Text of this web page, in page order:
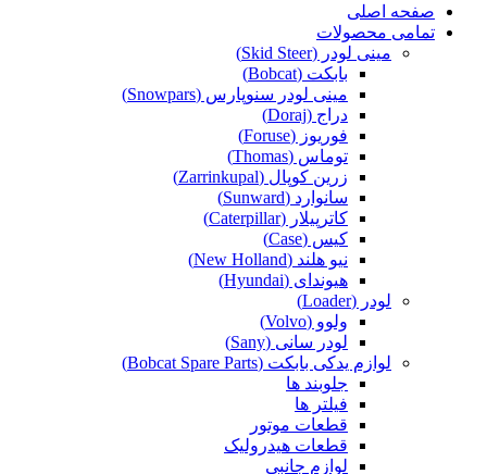
صفحه اصلی
تمامی محصولات
مینی لودر (Skid Steer)
بابکت (Bobcat)
مینی لودر سنوپارس (Snowpars)
دراج (Doraj)
فوریوز (Foruse)
توماس (Thomas)
زرین کوپال (Zarrinkupal)
سانوارد (Sunward)
کاترپیلار (Caterpillar)
کیس (Case)
نیو هلند (New Holland)
هیوندای (Hyundai)
لودر (Loader)
ولوو (Volvo)
لودر سانی (Sany)
لوازم یدکی بابکت (Bobcat Spare Parts)
جلوبند ها
فیلتر ها
قطعات موتور
قطعات هیدرولیک
لوازم جانبی